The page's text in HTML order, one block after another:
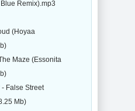
Remix).mp3
(Hoyaa
Maze (Essonita
False Street
Mb)